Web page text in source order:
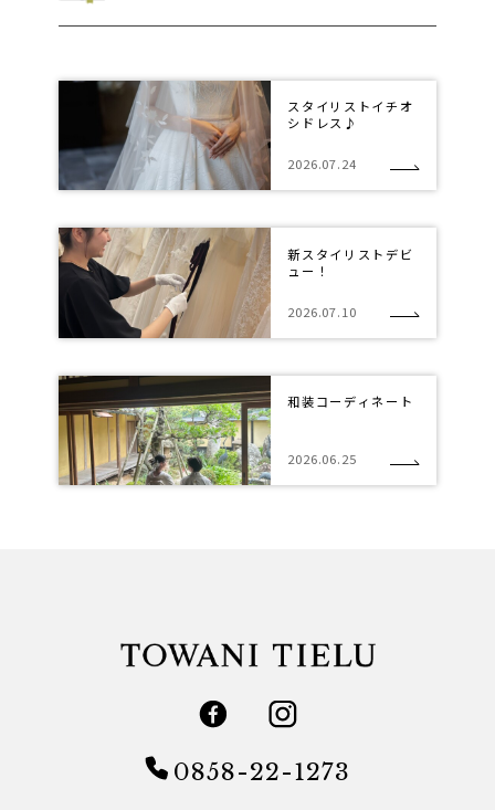
スタイリストイチオ
シドレス♪
2026.07.24
新スタイリストデビ
ュー！
2026.07.10
和装コーディネート
2026.06.25
0858-22-1273